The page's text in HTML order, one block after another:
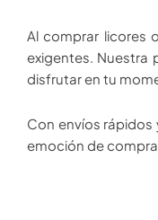
Al comprar licores
exigentes. Nuestra
disfrutar en tu
Con envíos rápidos
emoción de